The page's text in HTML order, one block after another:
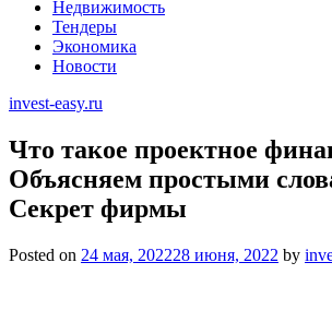
Недвижимость
Тендеры
Экономика
Новости
invest-easy.ru
Что такое проектное
Объясняем простыми
Секрет фирмы
Posted on 24 мая, 202228 июня, 2022 by